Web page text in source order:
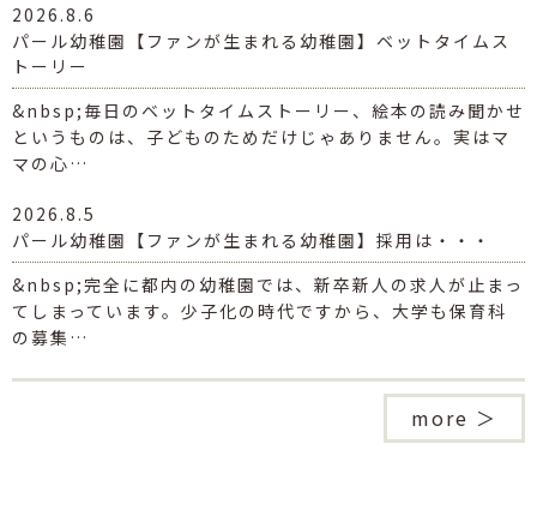
2026.8.6
パール幼稚園【ファンが生まれる幼稚園】ベットタイムス
トーリー
&nbsp;毎日のベットタイムストーリー、絵本の読み聞かせ
というものは、子どものためだけじゃありません。実はマ
マの心…
2026.8.5
パール幼稚園【ファンが生まれる幼稚園】採用は・・・
&nbsp;完全に都内の幼稚園では、新卒新人の求人が止まっ
てしまっています。少子化の時代ですから、大学も保育科
の募集…
more ＞